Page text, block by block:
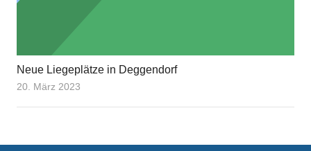
Neue Liegeplätze in Deggendorf
20. März 2023